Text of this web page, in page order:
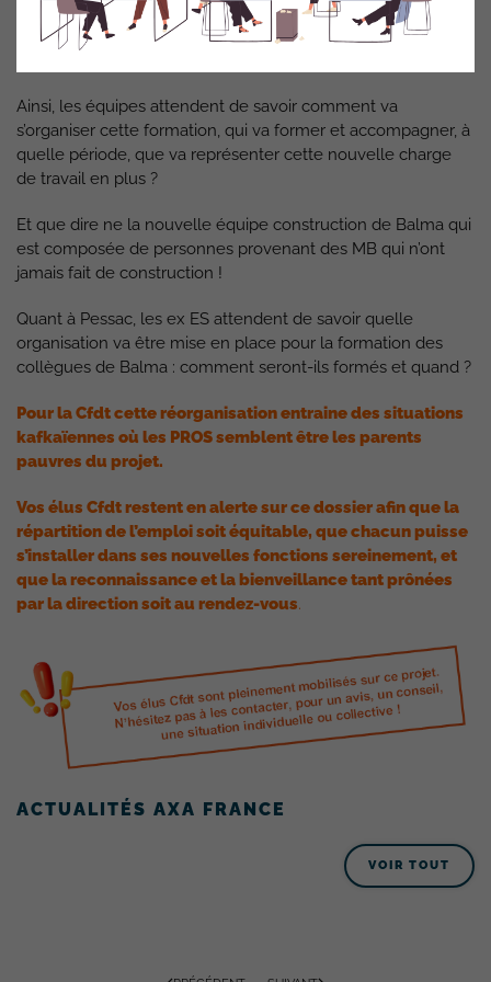
Les équipes PRO ne sont actuellement pas formées au
Ainsi, les équipes attendent de savoir comment va
s’organiser cette formation, qui va former et accompagner, à
quelle période, que va représenter cette nouvelle charge
de travail en plus ?
Et que dire ne la nouvelle équipe construction de Balma qui
est composée de personnes provenant des MB qui n’ont
jamais fait de construction !
Quant à Pessac, les ex ES attendent de savoir quelle
organisation va être mise en place pour la formation des
collègues de Balma : comment seront-ils formés et quand ?
Pour la Cfdt cette réorganisation entraine des situations
kafkaïennes où les PROS semblent être les parents
pauvres du projet.
Vos élus Cfdt restent en alerte sur ce dossier afin que la
répartition de l’emploi soit équitable, que chacun puisse
s’installer dans ses nouvelles fonctions sereinement, et
que la reconnaissance et la bienveillance tant prônées
par la direction soit au rendez-vous.
ACTUALITÉS AXA FRANCE
VOIR TOUT